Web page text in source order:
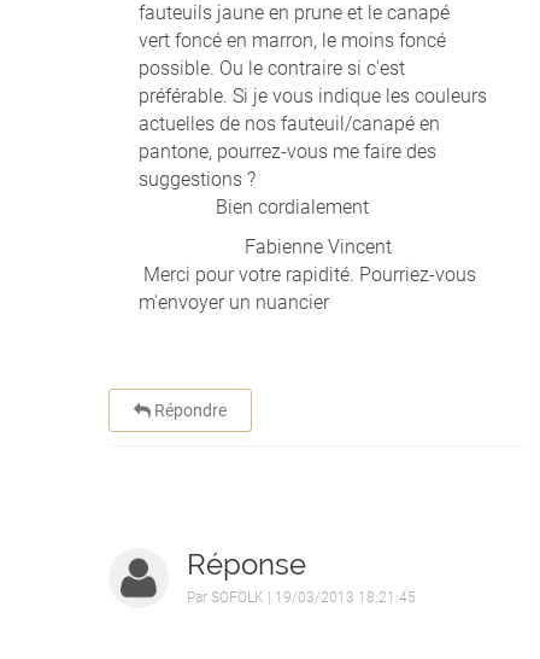
fauteuils jaune en prune et le canapé
vert foncé en marron, le moins foncé
possible. Ou le contraire si c'est
préférable. Si je vous indique les couleurs
actuelles de nos fauteuil/canapé en
pantone, pourrez-vous me faire des
suggestions ?
Bien cordialement
Fabienne Vincent
Merci pour votre rapidité. Pourriez-vous
m'envoyer un nuancier
Répondre
Réponse
Par SOFOLK | 19/03/2013 18:21:45